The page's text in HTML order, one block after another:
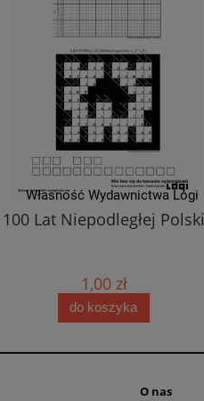
100 Lat Niepodległej Polski
1,00 zł
do koszyka
O nas